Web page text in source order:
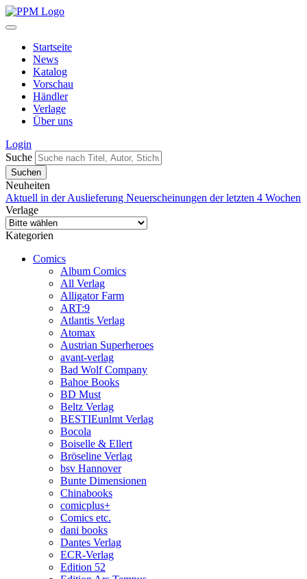
Startseite
News
Katalog
Vorschau
Händler
Verlage
Über uns
Login
Suche
Neuheiten
Aktuell in der Auslieferung Neuerscheinungen der letzten 4 Wochen
Verlage
Kategorien
Comics
Album Comics
All Verlag
Alligator Farm
ART:9
Atlantis Verlag
Atomax
Austrian Superheroes
avant-verlag
Bad Wolf Company
Bahoe Books
BD Must
Beltz Verlag
BESTIEunlmt Verlag
Bocola
Boiselle & Ellert
Bröseline Verlag
bsv Hannover
Bunte Dimensionen
Chinabooks
comicplus+
Comics etc.
dani books
Dantes Verlag
ECR-Verlag
Edition 52